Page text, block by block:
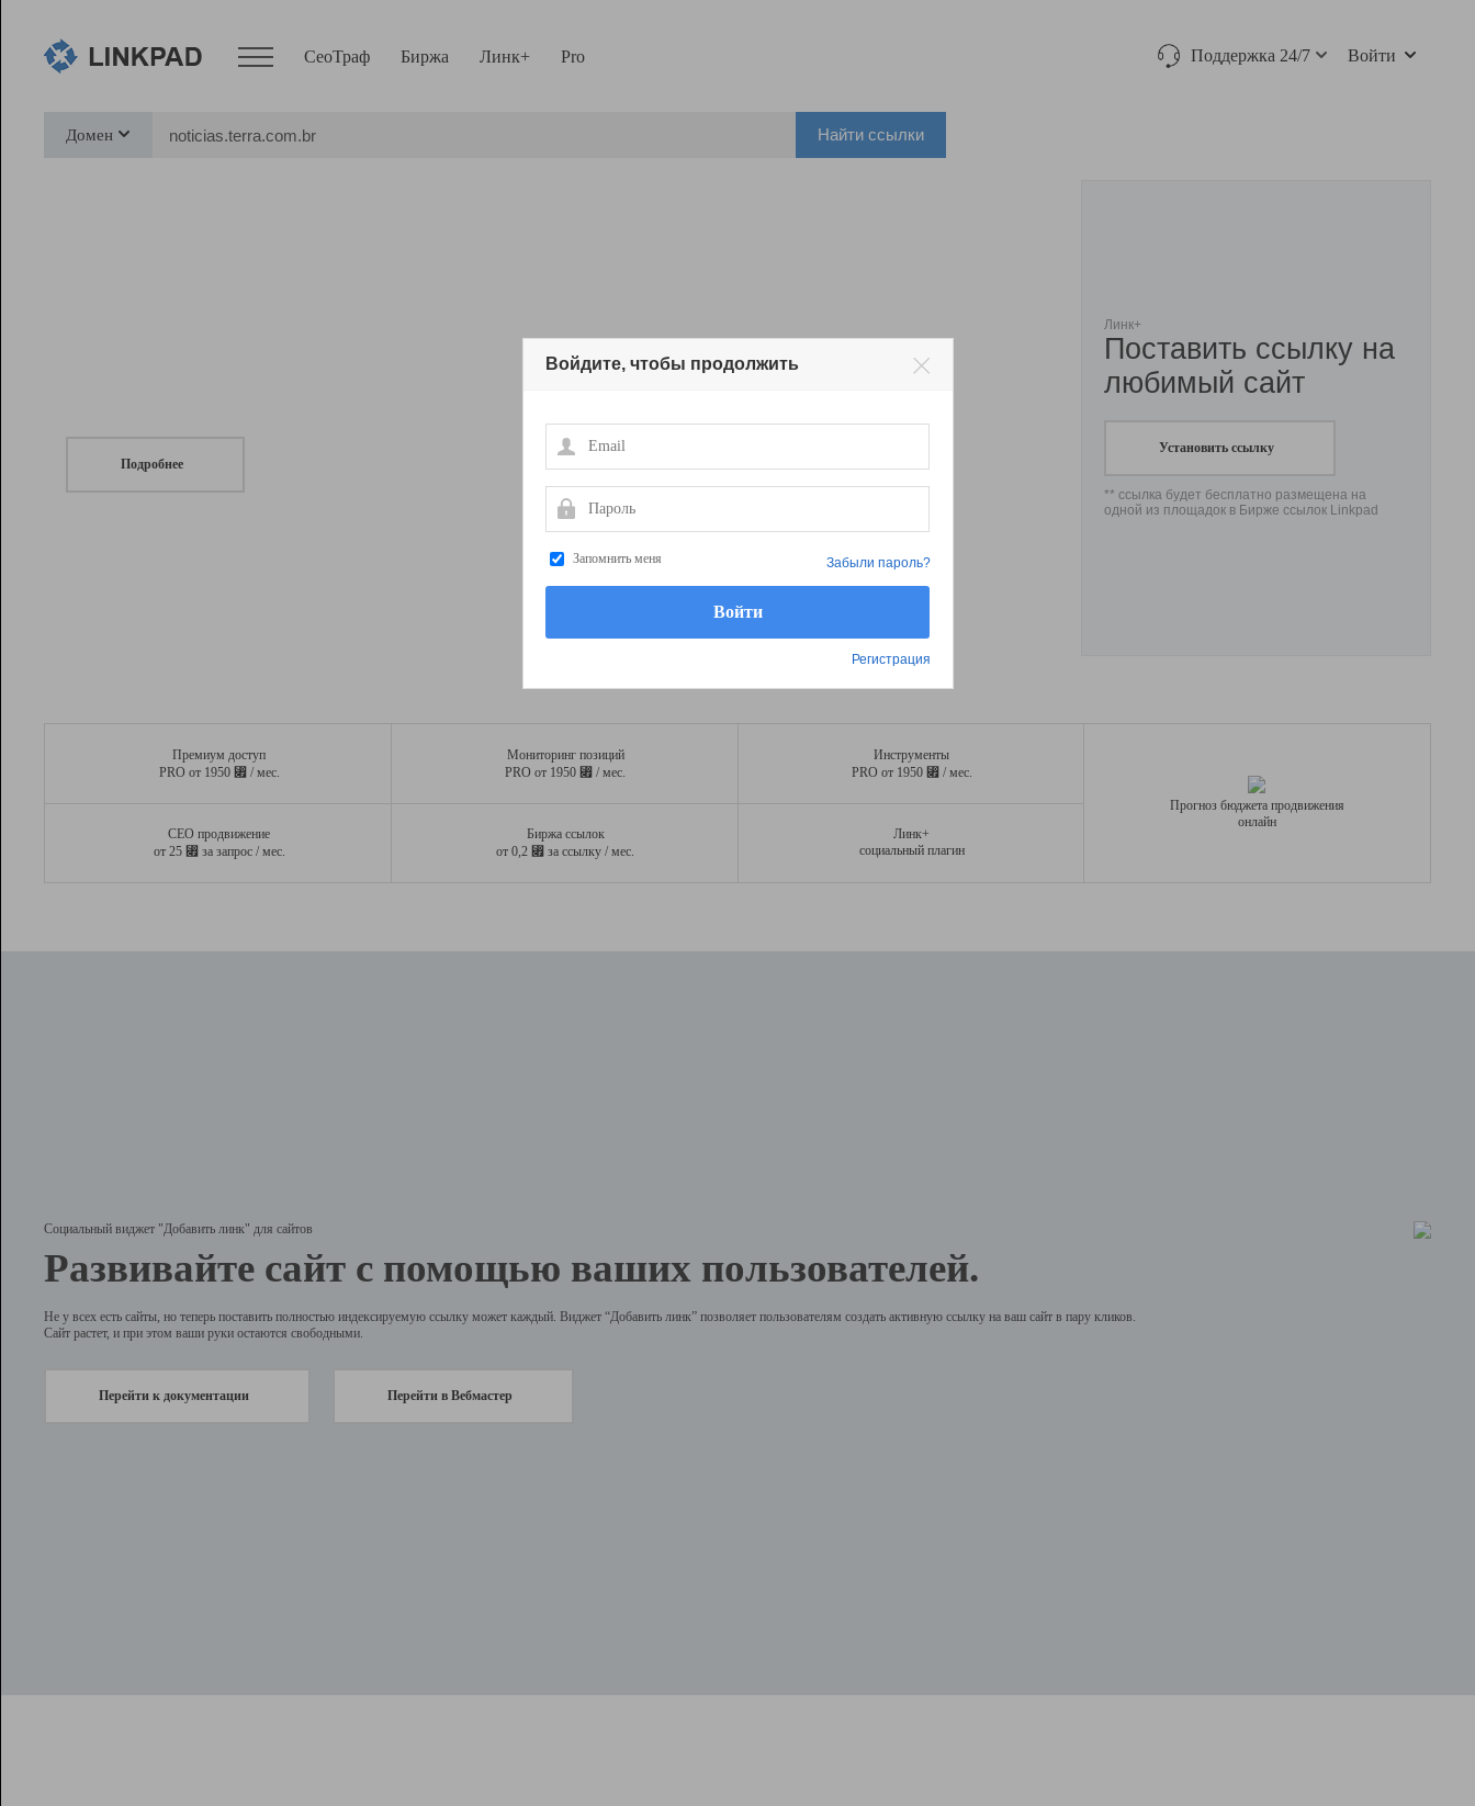
СеоТраф Биржа Линк+ Pro Поддержка 24/7 Войти
Домен Найти ссылки
Подробнее
Линк+
Поставить ссылку на
любимый сайт
Установить ссылку
** ссылка будет бесплатно размещена на
одной из площадок в Бирже ссылок Linkpad
Премиум доступ
PRO от 1950 ⃏ / мес.
Мониторинг позиций
PRO от 1950 ⃏ / мес.
Инструменты
PRO от 1950 ⃏ / мес.
СЕО продвижение
от 25 ⃏ за запрос / мес.
Биржа ссылок
от 0,2 ⃏ за ссылку / мес.
Линк+
социальный плагин
Прогноз бюджета продвижения
онлайн
Социальный виджет "Добавить линк" для сайтов
Развивайте сайт с помощью ваших пользователей.
Не у всех есть сайты, но теперь поставить полностью индексируемую ссылку может каждый. Виджет “Добавить линк” позволяет пользователям создать активную ссылку на ваш сайт в пару кликов.
Сайт растет, и при этом ваши руки остаются свободными.
Перейти к документации Перейти в Вебмастер
Войдите, чтобы продолжить
Email
Пароль
Запомнить меня
Регистрация
Забыли пароль?